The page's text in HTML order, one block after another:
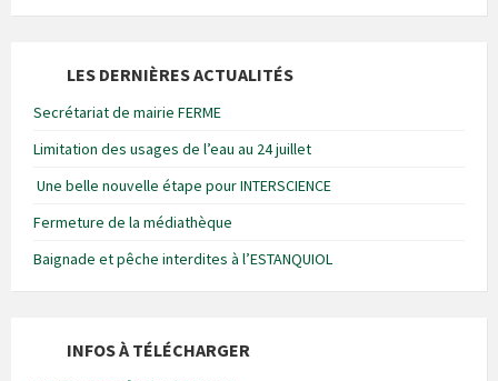
LES DERNIÈRES ACTUALITÉS
Secrétariat de mairie FERME
Limitation des usages de l’eau au 24 juillet
Une belle nouvelle étape pour INTERSCIENCE
Fermeture de la médiathèque
Baignade et pêche interdites à l’ESTANQUIOL
INFOS À TÉLÉCHARGER